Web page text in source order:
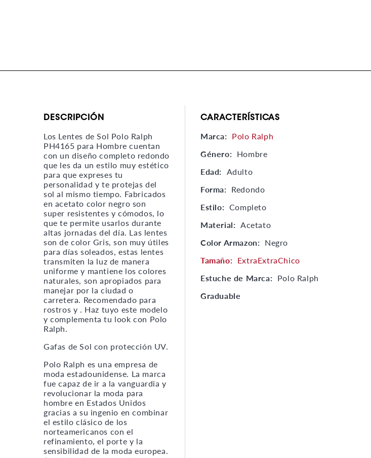
DESCRIPCIÓN
Los Lentes de Sol Polo Ralph
PH4165 para Hombre cuentan
con un diseño completo redondo
que les da un estilo muy estético
para que expreses tu
personalidad y te protejas del
sol al mismo tiempo. Fabricados
en acetato color negro son
super resistentes y cómodos, lo
que te permite usarlos durante
altas jornadas del día. Las lentes
son de color Gris, son muy útiles
para días soleados, estas lentes
transmiten la luz de manera
uniforme y mantiene los colores
naturales, son apropiados para
manejar por la ciudad o
carretera. Recomendado para
rostros y . Haz tuyo este modelo
y complementa tu look con Polo
Ralph.
Gafas de Sol con protección UV.
Polo Ralph es una empresa de
moda estadounidense. La marca
fue capaz de ir a la vanguardia y
revolucionar la moda para
hombre en Estados Unidos
gracias a su ingenio en combinar
el estilo clásico de los
norteamericanos con el
refinamiento, el porte y la
sensibilidad de la moda europea.
CARACTERÍSTICAS
Marca:
Polo Ralph
Género:
Hombre
Edad:
Adulto
Forma:
Redondo
Estilo: Completo
Material: Acetato
Color Armazon:
Negro
Tamaño: ExtraExtraChico
Estuche de Marca:
Polo Ralph
Graduable